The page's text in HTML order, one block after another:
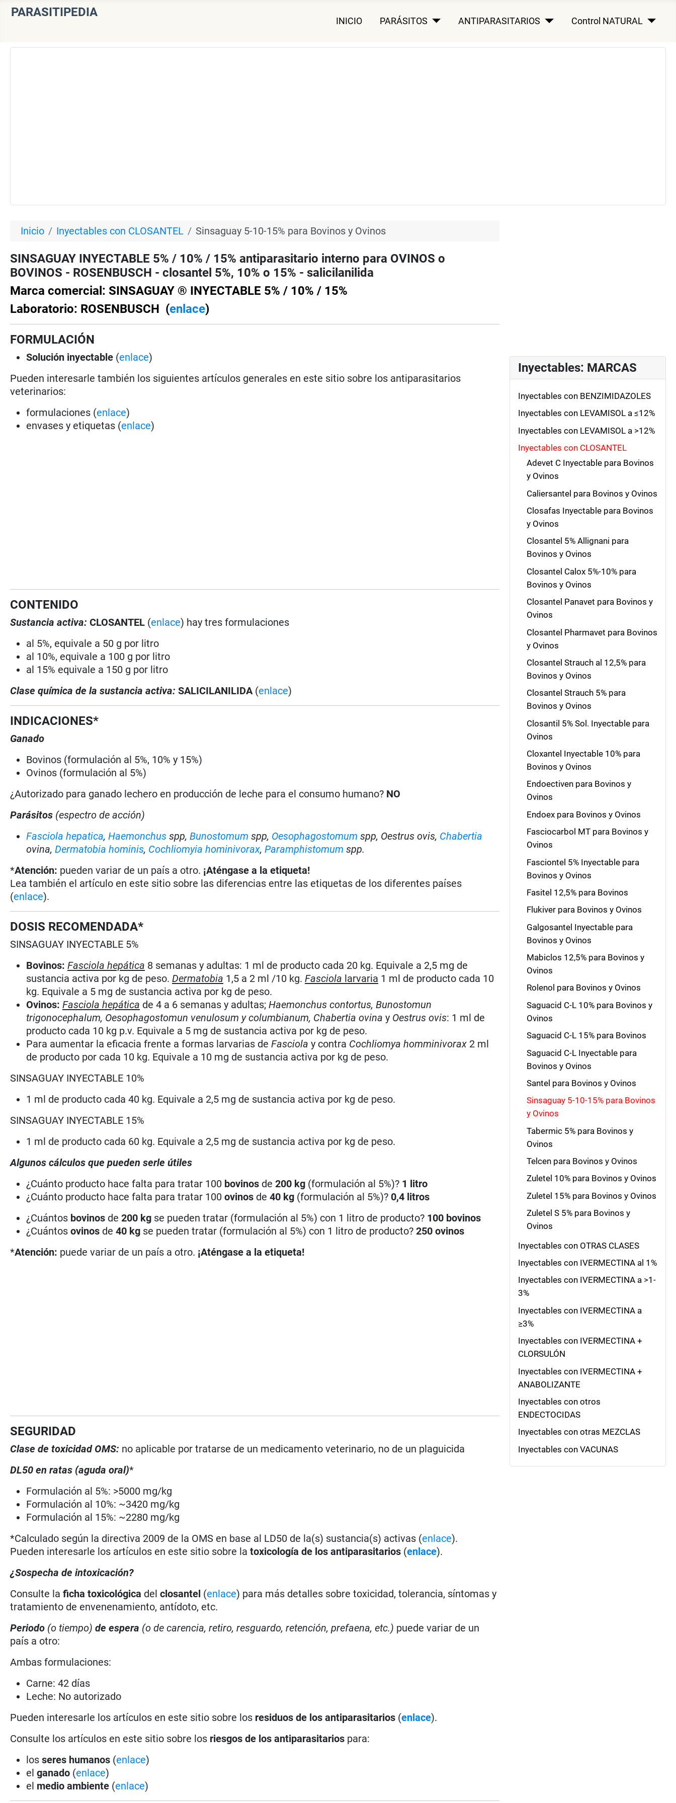
PARASITIPEDIA
INICIO PARÁSITOS ANTIPARASITARIOS Control NATURAL
Inicio Inyectables con CLOSANTEL Sinsaguay 5-10-15% para Bovinos y Ovinos
SINSAGUAY INYECTABLE 5% / 10% / 15% antiparasitario interno para OVINOS o
BOVINOS - ROSENBUSCH - closantel 5%, 10% o 15% - salicilanilida
Marca comercial: SINSAGUAY ® INYECTABLE 5% / 10% / 15%
Laboratorio: ROSENBUSCH (enlace)
FORMULACIÓN
Solución inyectable (enlace)
Pueden interesarle también los siguientes artículos generales en este sitio sobre los antiparasitarios
veterinarios:
formulaciones (enlace)
envases y etiquetas (enlace)
CONTENIDO
Sustancia activa:CLOSANTEL (enlace) hay tres formulaciones
al 5%, equivale a 50 g por litro
al 10%, equivale a 100 g por litro
al 15% equivale a 150 g por litro
Clase química de la sustancia activa: SALICILANILIDA (enlace)
INDICACIONES*
Ganado
Bovinos (formulación al 5%, 10% y 15%)
Ovinos (formulación al 5%)
¿Autorizado para ganado lechero en producción de leche para el consumo humano? NO
Parásitos (espectro de acción)
Fasciola hepatica,Haemonchus spp,Bunostomum spp, Oesophagostomum spp, Oestrus ovis, Chabertia
ovina,Dermatobia hominis, Cochliomyia hominivorax,Paramphistomum spp.
*Atención: pueden variar de un país a otro. ¡Aténgase a la etiqueta!
Lea también el artículo en este sitio sobre las diferencias entre las etiquetas de los diferentes países
(enlace).
DOSIS RECOMENDADA*
SINSAGUAY INYECTABLE 5%
Bovinos: Fasciola hepática 8 semanas y adultas: 1 ml de producto cada 20 kg. Equivale a 2,5 mg de
sustancia activa por kg de peso.Dermatobia 1,5 a 2 ml /10 kg.Fasciola larvaria 1 ml de producto cada 10
kg. Equivale a 5 mg de sustancia activa por kg de peso.
Ovinos: Fasciola hepática de 4 a 6 semanas y adultas;Haemonchus contortus, Bunostomun
trigonocephalum, Oesophagostomun venulosum y columbianum, Chabertia ovinay Oestrus ovis: 1 ml de
producto cada 10 kg p.v. Equivale a 5 mg de sustancia activa por kg de peso.
Para aumentar la eficacia frente a formas larvarias deFasciola y contra Cochliomya homminivorax 2 ml
de producto por cada 10 kg. Equivale a 10 mg de sustancia activa por kg de peso.
SINSAGUAY INYECTABLE 10%
1 ml de producto cada 40 kg. Equivale a 2,5 mg de sustancia activa por kg de peso.
SINSAGUAY INYECTABLE 15%
1 ml de producto cada 60 kg. Equivale a 2,5 mg de sustancia activa por kg de peso.
Algunos cálculos que pueden serle útiles
¿Cuánto producto hace falta para tratar 100 bovinos de200 kg (formulación al 5%)? 1 litro
¿Cuánto producto hace falta para tratar 100ovinos de40 kg (formulación al 5%)? 0,4 litros
¿Cuántos bovinos de200 kg se pueden tratar (formulación al 5%) con 1 litro de producto? 100 bovinos
¿Cuántosovinos de40 kg se pueden tratar (formulación al 5%) con 1 litro de producto?250 ovinos
*Atención: puede variar de un país a otro. ¡Aténgase a la etiqueta!
SEGURIDAD
Clase de toxicidad OMS: no aplicable por tratarse de un medicamento veterinario, no de un plaguicida
DL50 en ratas (aguda oral)*
Formulación al 5%: >5000 mg/kg
Formulación al 10%: ~3420 mg/kg
Formulación al 15%: ~2280 mg/kg
*Calculado según la directiva 2009 de la OMS en base al LD50 de la(s) sustancia(s) activas (enlace).
Pueden interesarle los artículos en este sitio sobre la toxicología de los antiparasitarios (enlace).
¿Sospecha de intoxicación?
Consulte laficha toxicológica delclosantel (enlace) para más detalles sobre toxicidad, tolerancia, síntomas y
tratamiento de envenenamiento, antídoto, etc.
Periodo (o tiempo) de espera (o de carencia, retiro, resguardo, retención, prefaena, etc.) puede variar de un
país a otro:
Ambas formulaciones:
Carne: 42 días
Leche: No autorizado
Pueden interesarle los artículos en este sitio sobre los residuos de los antiparasitarios (enlace).
Consulte los artículos en este sitio sobre los riesgos de los antiparasitarios para:
losseres humanos (enlace)
elganado (enlace)
el medio ambiente (enlace)
Inyectables: MARCAS
Inyectables con BENZIMIDAZOLES
Inyectables con LEVAMISOL a ≤12%
Inyectables con LEVAMISOL a >12%
Inyectables con CLOSANTEL
Adevet C Inyectable para Bovinos
y Ovinos
Caliersantel para Bovinos y Ovinos
Closafas Inyectable para Bovinos
y Ovinos
Closantel 5% Allignani para
Bovinos y Ovinos
Closantel Calox 5%-10% para
Bovinos y Ovinos
Closantel Panavet para Bovinos y
Ovinos
Closantel Pharmavet para Bovinos
y Ovinos
Closantel Strauch al 12,5% para
Bovinos y Ovinos
Closantel Strauch 5% para
Bovinos y Ovinos
Closantil 5% Sol. Inyectable para
Ovinos
Cloxantel Inyectable 10% para
Bovinos y Ovinos
Endoectiven para Bovinos y
Ovinos
Endoex para Bovinos y Ovinos
Fasciocarbol MT para Bovinos y
Ovinos
Fasciontel 5% Inyectable para
Bovinos y Ovinos
Fasitel 12,5% para Bovinos
Flukiver para Bovinos y Ovinos
Galgosantel Inyectable para
Bovinos y Ovinos
Mabiclos 12,5% para Bovinos y
Ovinos
Rolenol para Bovinos y Ovinos
Saguacid C-L 10% para Bovinos y
Ovinos
Saguacid C-L 15% para Bovinos
Saguacid C-L Inyectable para
Bovinos y Ovinos
Santel para Bovinos y Ovinos
Sinsaguay 5-10-15% para Bovinos
y Ovinos
Tabermic 5% para Bovinos y
Ovinos
Telcen para Bovinos y Ovinos
Zuletel 10% para Bovinos y Ovinos
Zuletel 15% para Bovinos y Ovinos
Zuletel S 5% para Bovinos y
Ovinos
Inyectables con OTRAS CLASES
Inyectables con IVERMECTINA al 1%
Inyectables con IVERMECTINA a >1-
3%
Inyectables con IVERMECTINA a
≥3%
Inyectables con IVERMECTINA +
CLORSULÓN
Inyectables con IVERMECTINA +
ANABOLIZANTE
Inyectables con otros
ENDECTOCIDAS
Inyectables con otras MEZCLAS
Inyectables con VACUNAS